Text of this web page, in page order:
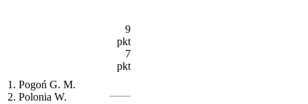
1. Pogoń G. M.
2. Polonia W.
9
pkt
7
pkt